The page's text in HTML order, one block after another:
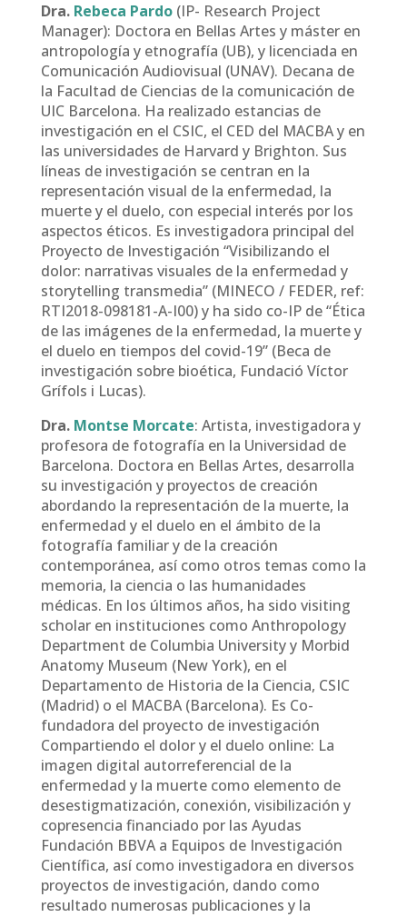
Dra. Rebeca Pardo (IP- Research Project
Manager): Doctora en Bellas Artes y máster en
antropología y etnografía (UB), y licenciada en
Comunicación Audiovisual (UNAV). Decana de
la Facultad de Ciencias de la comunicación de
UIC Barcelona. Ha realizado estancias de
investigación en el CSIC, el CED del MACBA y en
las universidades de Harvard y Brighton. Sus
líneas de investigación se centran en la
representación visual de la enfermedad, la
muerte y el duelo, con especial interés por los
aspectos éticos. Es investigadora principal del
Proyecto de Investigación “Visibilizando el
dolor: narrativas visuales de la enfermedad y
storytelling transmedia” (MINECO / FEDER, ref:
RTI2018-098181-A-I00) y ha sido co-IP de “Ética
de las imágenes de la enfermedad, la muerte y
el duelo en tiempos del covid-19” (Beca de
investigación sobre bioética, Fundació Víctor
Grífols i Lucas).
Dra. Montse Morcate: Artista, investigadora y
profesora de fotografía en la Universidad de
Barcelona. Doctora en Bellas Artes, desarrolla
su investigación y proyectos de creación
abordando la representación de la muerte, la
enfermedad y el duelo en el ámbito de la
fotografía familiar y de la creación
contemporánea, así como otros temas como la
memoria, la ciencia o las humanidades
médicas. En los últimos años, ha sido visiting
scholar en instituciones como Anthropology
Department de Columbia University y Morbid
Anatomy Museum (New York), en el
Departamento de Historia de la Ciencia, CSIC
(Madrid) o el MACBA (Barcelona). Es Co-
fundadora del proyecto de investigación
Compartiendo el dolor y el duelo online: La
imagen digital autorreferencial de la
enfermedad y la muerte como elemento de
desestigmatización, conexión, visibilización y
copresencia financiado por las Ayudas
Fundación BBVA a Equipos de Investigación
Científica, así como investigadora en diversos
proyectos de investigación, dando como
resultado numerosas publicaciones y la